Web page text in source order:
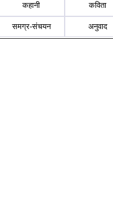
कहानी कविता
समग्र-संचयन अनुवाद